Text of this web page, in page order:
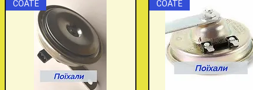
СОАТЕ СОАТЕ